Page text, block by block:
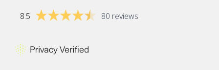
8.5 80 reviews